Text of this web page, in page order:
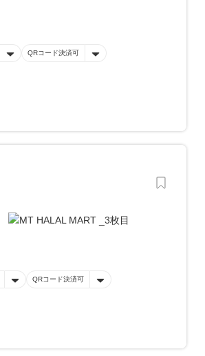
QRコード決済可
QRコード決済可